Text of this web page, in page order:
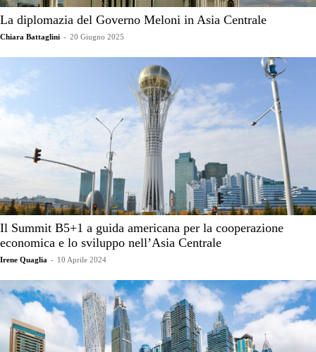
La diplomazia del Governo Meloni in Asia Centrale
Chiara Battaglini - 20 Giugno 2025
Il Summit B5+1 a guida americana per la cooperazione
economica e lo sviluppo nell’Asia Centrale
Irene Quaglia - 10 Aprile 2024